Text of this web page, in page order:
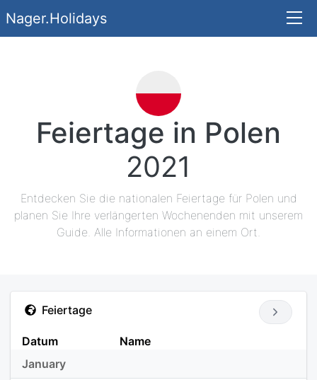
Nager.Holidays
Feiertage in Polen
2021
Entdecken Sie die nationalen Feiertage für Polen und
planen Sie Ihre verlängerten Wochenenden mit unserem
Guide. Alle Informationen an einem Ort.
Feiertage
Datum
Name
January